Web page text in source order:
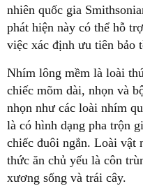
nhiên quốc gia
phát hiện này có thể hỗ
việc xác định ưu tiên bảo
Nhím lông mềm là loài
chiếc mõm dài, nhọn và
nhọn như các loài nhím
là có hình dạng pha trộn
chiếc đuôi ngắn. Loài vật
thức ăn chủ yếu là côn
xương sống và trái cây.